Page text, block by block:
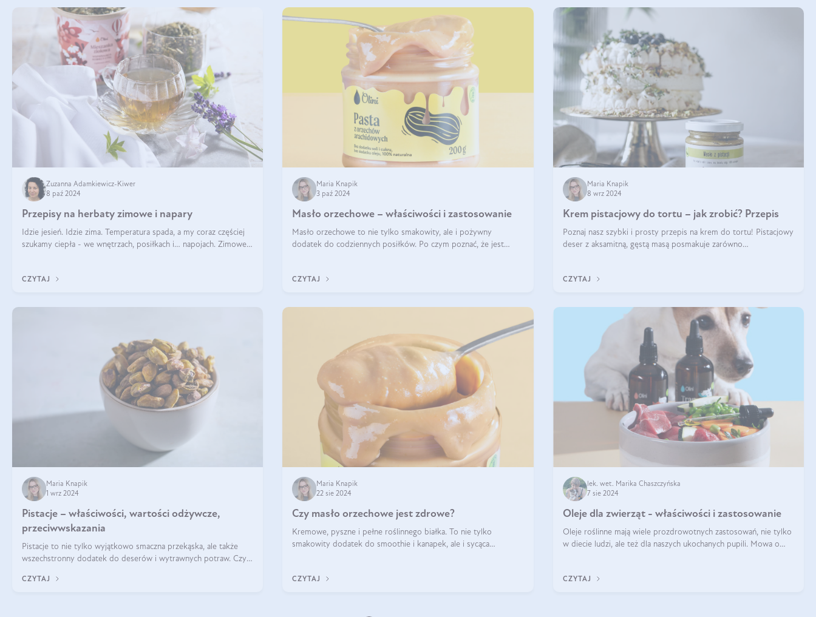
Zuzanna Adamkiewicz-Kiwer
8 paź 2024
Przepisy na herbaty zimowe i napary
Idzie jesień. Idzie zima. Temperatura spada, a my coraz częściej
szukamy ciepła - we wnętrzach, posiłkach i… napojach. Zimowe
CZYTAJ
Maria Knapik
3 paź 2024
Masło orzechowe – właściwości i zastosowanie
Masło orzechowe to nie tylko smakowity, ale i pożywny
dodatek do codziennych posiłków. Po czym poznać, że jest
CZYTAJ
Maria Knapik
8 wrz 2024
Krem pistacjowy do tortu – jak zrobić? Przepis
Poznaj nasz szybki i prosty przepis na krem do tortu! Pistacjowy
deser z aksamitną, gęstą masą posmakuje zarówno
CZYTAJ
Maria Knapik
1 wrz 2024
Pistacje – właściwości, wartości odżywcze,
przeciwwskazania
Pistacje to nie tylko wyjątkowo smaczna przekąska, ale także
wszechstronny dodatek do deserów i wytrawnych potraw. Czy
każdy może się ni
CZYTAJ
Maria Knapik
22 sie 2024
Czy masło orzechowe jest zdrowe?
Kremowe, pyszne i pełne roślinnego białka. To nie tylko
smakowity dodatek do smoothie i kanapek, ale i sycąca
CZYTAJ
lek. wet. Marika Chaszczyńska
7 sie 2024
Oleje dla zwierząt - właściwości i zastosowanie
Oleje roślinne mają wiele prozdrowotnych zastosowań, nie tylko
w diecie ludzi, ale też dla naszych ukochanych pupili. Mowa o
CZYTAJ